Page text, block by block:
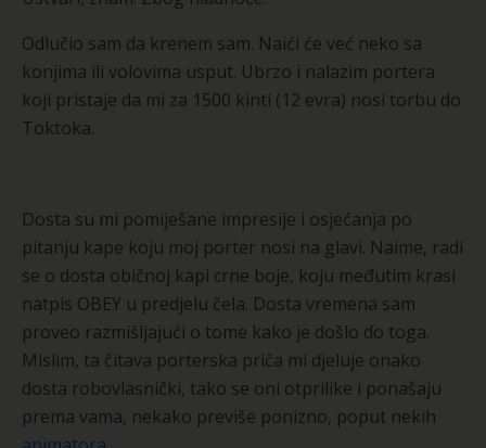
Odlučio sam da krenem sam. Naići će već neko sa
konjima ili volovima usput. Ubrzo i nalazim portera
koji pristaje da mi za 1500 kinti (12 evra) nosi torbu do
Toktoka.
Dosta su mi pomiješane impresije i osjećanja po
pitanju kape koju moj porter nosi na glavi. Naime, radi
se o dosta običnoj kapi crne boje, koju međutim krasi
natpis OBEY u predjelu čela. Dosta vremena sam
proveo razmišljajući o tome kako je došlo do toga.
Mislim, ta čitava porterska priča mi djeluje onako
dosta robovlasnički, tako se oni otprilike i ponašaju
prema vama, nekako previše ponizno, poput nekih